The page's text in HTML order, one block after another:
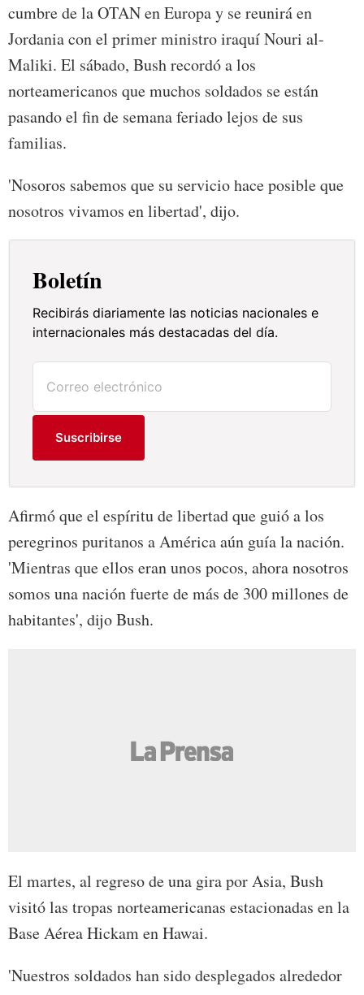
cumbre de la OTAN en Europa y se reunirá en
Jordania con el primer ministro iraquí Nouri al-
Maliki. El sábado, Bush recordó a los
norteamericanos que muchos soldados se están
pasando el fin de semana feriado lejos de sus
familias.
'Nosoros sabemos que su servicio hace posible que
nosotros vivamos en libertad', dijo.
Boletín
Recibirás diariamente las noticias nacionales e
internacionales más destacadas del día.
Suscribirse
Afirmó que el espíritu de libertad que guió a los
peregrinos puritanos a América aún guía la nación.
'Mientras que ellos eran unos pocos, ahora nosotros
somos una nación fuerte de más de 300 millones de
habitantes', dijo Bush.
El martes, al regreso de una gira por Asia, Bush
visitó las tropas norteamericanas estacionadas en la
Base Aérea Hickam en Hawai.
'Nuestros soldados han sido desplegados alrededor